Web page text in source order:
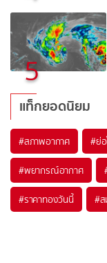
5
แท็กยอดนิยม
#สภาพอากาศ #ย่
#พยากรณ์อากาศ
#ราคาทองวันนี้ #